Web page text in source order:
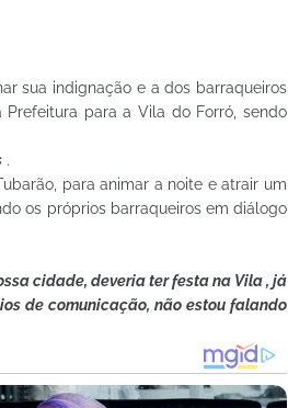
sua indignação e a dos barraqueiros
para a Vila do Forró, sendo
.
para animar a noite e atrair um
os próprios barraqueiros em diálogo
cidade, deveria ter festa na Vila , já
de comunicação, não estou falando